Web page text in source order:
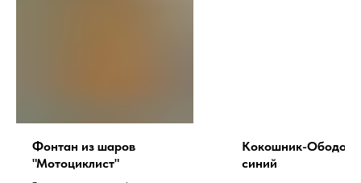
Фонтан из шаров
"Мотоциклист"
Кокошник-Ободок
синий